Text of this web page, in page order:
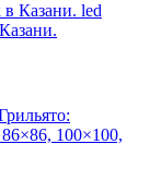
в Казани. led
.
100×100,